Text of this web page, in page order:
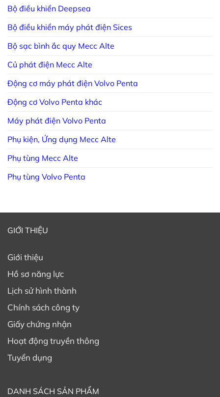
Bộ điều khiển Deepsea
Bộ điều khiển máy phát điện Sices
Bộ sạc bình ắc quy Mecc Alte
Củ phát điện Mecc Alte
Động cơ máy phát điện Volvo Penta
Động cơ Volvo Penta khác
Máy phát điện Volvo Penta
Phụ kiện, Ứng dụng Mecc Alte
Phụ tùng Mecc Alte
Phụ tùng Volvo Penta
GIỚI THIỆU
Giới thiệu
Hồ sơ năng lực
Lịch sử hình thành
Chính sách công ty
Giấy chứng nhận
Hoạt động truyền thông
Tuyển dụng
DANH SÁCH SẢN PHẨM